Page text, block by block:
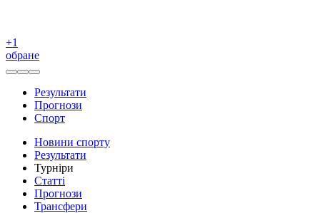
+1
обране
Результати
Прогнози
Спорт
Новини спорту
Результати
Турніри
Статті
Прогнози
Трансфери